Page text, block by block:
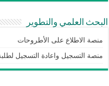
البحث العلمي والتطوير
منصة الاطلاع على الأطروحات
منصة التسجيل واعادة التسجيل